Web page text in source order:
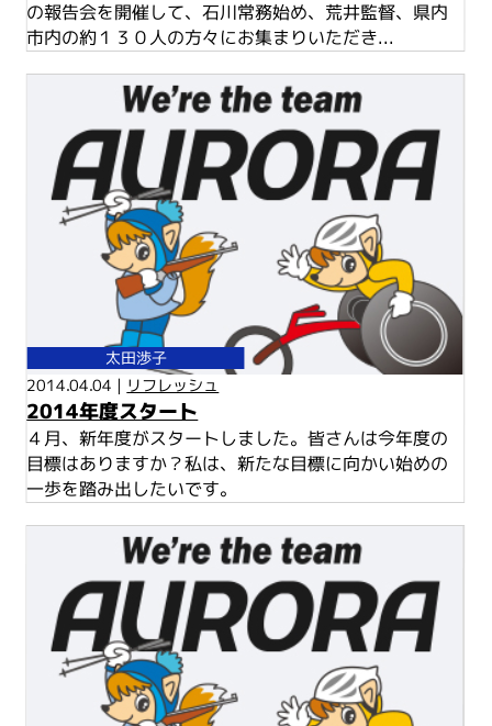
の報告会を開催して、石川常務始め、荒井監督、県内
市内の約１３０人の方々にお集まりいただき...
太田渉子
2014.04.04 | リフレッシュ
2014年度スタート
４月、新年度がスタートしました。皆さんは今年度の
目標はありますか？私は、新たな目標に向かい始めの
一歩を踏み出したいです。